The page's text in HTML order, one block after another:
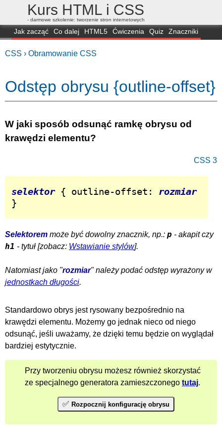
Kurs HTML i CSS
- darmowe szkolenie: tworzenie stron internetowych
Jak zacząć Co dalej HTML5 Ćwiczenia Quiz
Znaczniki
CSS › Obramowanie CSS
Odstęp obrysu {outline-offset}
W jaki sposób odsunąć ramkę obrysu od
krawędzi elementu?
CSS 3
selektor { outline-offset: rozmiar
}
Selektorem może być dowolny znacznik, np.: p - akapit czy
h1 - tytuł [zobacz: Wstawianie stylów].
Natomiast jako "rozmiar" należy podać odstęp wyrażony w
jednostkach długości.
Standardowo obrys jest rysowany bezpośrednio na
krawędzi elementu. Możemy go jednak nieco od niego
odsunąć, jeśli uważamy, że dzięki temu będzie on wyglądał
bardziej estytycznie.
Przy tworzeniu obrysu możesz również skorzystać
ze specjalnego generatora zamieszczonego tutaj.
✅ Rozpocznij konfigurację obrysu